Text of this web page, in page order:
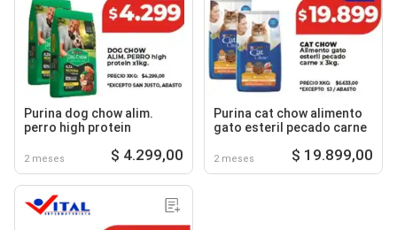
Purina dog chow alim.
perro high protein
2 meses $ 4.299,00
Purina cat chow alimento
gato esteril pecado carne
2 meses $ 19.899,00